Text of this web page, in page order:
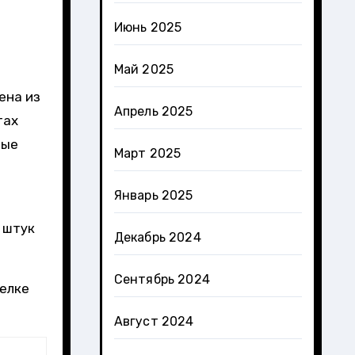
из
штук
Июнь 2025
Май 2025
Апрель 2025
Март 2025
Январь 2025
Декабрь 2024
Сентябрь 2024
Август 2024